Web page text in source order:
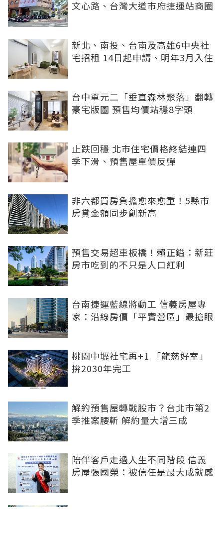
文心路、台灣大道市府捷運站商圈
新北、南投、台南及高雄6中央社
宅招租 14日起申請、明年3月入住
台中單元二「垂直森林聚落」翻轉
豪宅版圖 預售均價站穩8字頭
止跌回穩 北市住宅價格終結連四
季下滑、預售屋單價反彈
非六都買房負擔愈來愈重！5縣市
房貸金額同步創新高
預售交易超車板橋！賴正鎰：新莊
房市吃到的不只是人口紅利
台南捷運藍線將動工 信義房屋專
家：沿線房價「平實營區」最搶眼
桃園中壢社宅再+1 「龍慈好室」
拚2030年完工
解約預售屋轉戰股市？台北市第2
季推案腰斬 解約量大增三成
陪伴客戶走過人生不同階段 信義
房屋張國榮：被信任是最大成就感